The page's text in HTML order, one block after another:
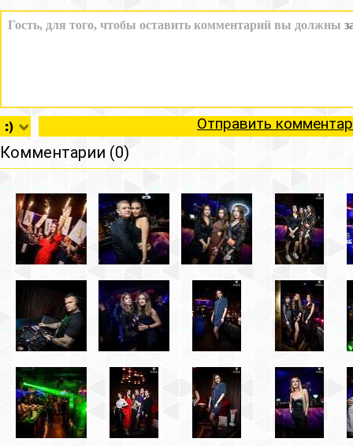
Отправить
Комментарии (0)